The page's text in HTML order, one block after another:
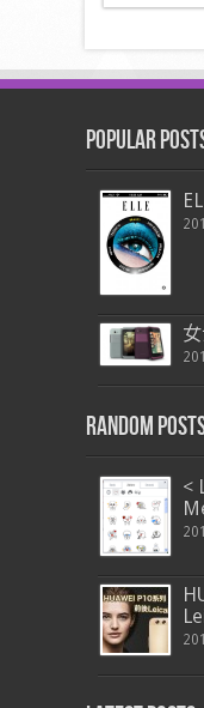
Popular
Random
<